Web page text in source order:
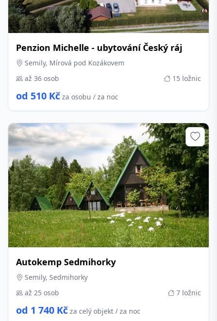
Penzion Michelle - ubytování Český ráj
Semily, Mírová pod Kozákovem
až 36 osob
15 ložnic
od 510 Kč za osobu / za noc
Autokemp Sedmihorky
Semily, Sedmihorky
až 25 osob
7 ložnic
od 1 740 Kč za celý objekt / za noc